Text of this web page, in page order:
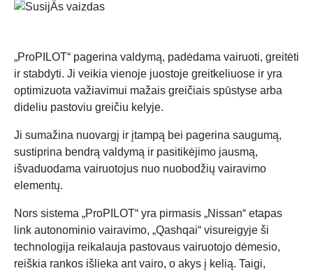
„ProPILOT“ pagerina valdymą, padėdama vairuoti, greitėti
ir stabdyti. Ji veikia vienoje juostoje greitkeliuose ir yra
optimizuota važiavimui mažais greičiais spūstyse arba
dideliu pastoviu greičiu kelyje.
Ji sumažina nuovargį ir įtampą bei pagerina saugumą,
sustiprina bendrą valdymą ir pasitikėjimo jausmą,
išvaduodama vairuotojus nuo nuobodžių vairavimo
elementų.
Nors sistema „ProPILOT“ yra pirmasis „Nissan“ etapas
link autonominio vairavimo, „Qashqai“ visureigyje ši
technologija reikalauja pastovaus vairuotojo dėmesio,
reiškia rankos išlieka ant vairo, o akys į kelią. Taigi,